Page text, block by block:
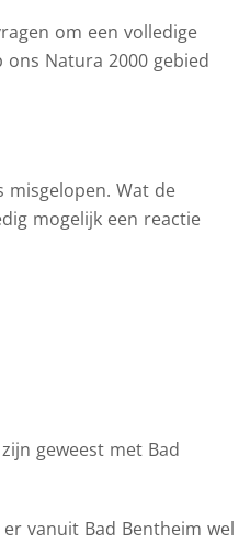
om een volledige
ons Natura 2000 gebied
misgelopen. Wat de
mogelijk een reactie
geweest met Bad
vanuit Bad Bentheim wel